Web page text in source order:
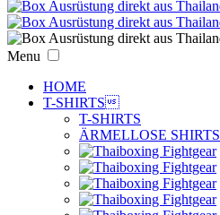
Menu
HOME
T-SHIRTS
T-SHIRTS
ÄRMELLOSE SHIRTS